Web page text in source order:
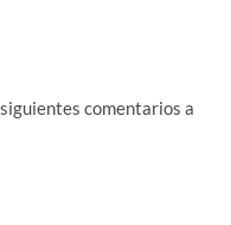
comentarios a